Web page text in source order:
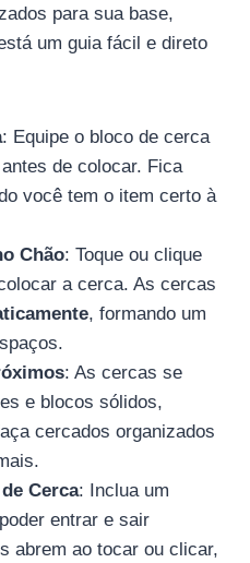
para sua base,
um guia fácil e direto
: Equipe o bloco de cerca
de colocar. Fica
você tem o item certo à
Chão: Toque ou clique
a cerca. As cercas
, formando um
: As cercas se
e blocos sólidos,
cercados organizados
Cerca: Inclua um
entrar e sair
abrem ao tocar ou clicar,